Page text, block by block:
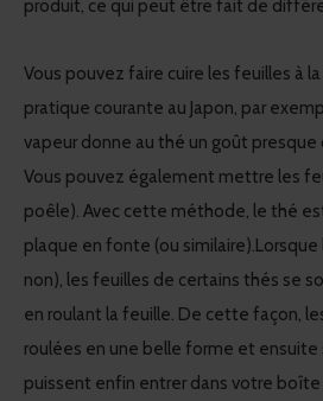
produit, ce qui peut être fait de
Vous pouvez faire cuire les feuilles à
pratique courante au Japon, par
vapeur donne au thé un goût presque
Vous pouvez également mettre les
poêle). Avec cette méthode, le thé
plaque en fonte (ou
non), les feuilles de certains thés se
en roulant la feuille. De cette façon,
roulées en une belle forme et ensuite
puissent enfin entrer dans votre